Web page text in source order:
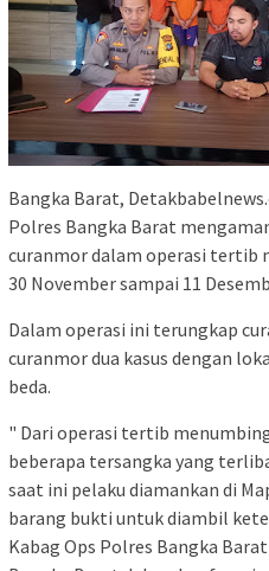
Bangka Barat,
Polres Bangka Barat
curanmor dalam operasi tertib
30 November sampai 11
Dalam operasi ini terungkap
curanmor dua kasus dengan
beda.
" Dari operasi tertib
beberapa tersangka yang
saat ini pelaku diamankan di
barang bukti untuk diambil
Kabag Ops Polres Bangka